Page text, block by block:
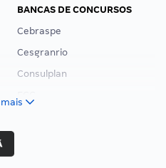
BANCAS DE CONCURSOS
Cebraspe
Cesgranrio
Consulplan